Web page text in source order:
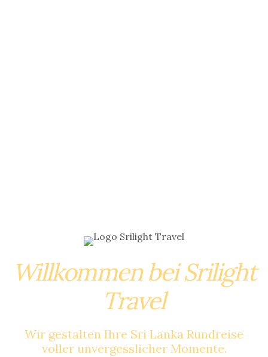
Willkommen bei Srilight
Travel
Wir gestalten Ihre Sri Lanka Rundreise
voller unvergesslicher Momente.